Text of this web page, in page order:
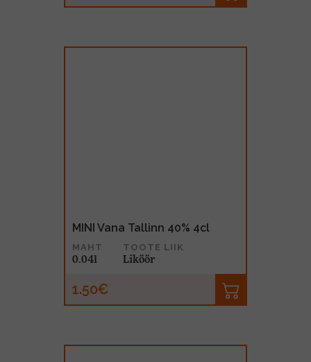
MINI Vana Tallinn 40% 4cl
MAHT
0.04l
TOOTE LIIK
Liköör
1.50€